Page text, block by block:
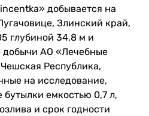
добывается на
Злинский край,
глубиной 34,8 м и
добычи АО «Лечебные
Республика,
на исследование,
бутылки емкостью 0,7 л,
и срок годности